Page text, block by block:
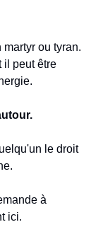
ou tyran.
il peut être
le droit
à
ici.